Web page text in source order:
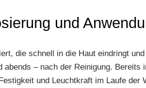
und
die schnell in die Haut eindringt
abends – nach der Reinigung.
und Leuchtkraft im Laufe